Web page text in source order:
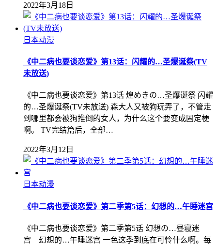
2022年3月18日
日本动漫
《中二病也要谈恋爱》第13话：闪耀的…圣爆诞祭(TV
未放送)
《中二病也要谈恋爱》第13话 煌めきの…圣爆诞祭 闪耀
的…圣爆诞祭(TV未放送) 森大人又被狗玩弄了，不管走
到哪里都会被狗推倒的女人，为什么这个要变成固定梗
啊。 TV完结篇后，全部…
2022年3月12日
日本动漫
《中二病也要谈恋爱》第二季第5话：幻想的…午睡迷宫
《中二病也要谈恋爱》第二季第5话 幻想の…昼寝迷
宫 幻想的…午睡迷宫 一色这季到底在可怜什么啊。每